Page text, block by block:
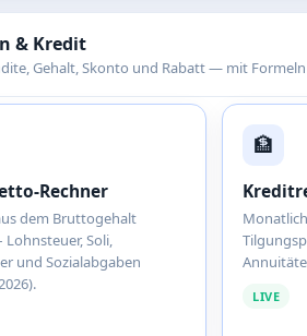
& Kredit
Gehalt, Skonto und Rabatt — mit
Rechner
dem Bruttogehalt
Lohnsteuer, Soli,
und Sozialabgaben
🏦
LIVE